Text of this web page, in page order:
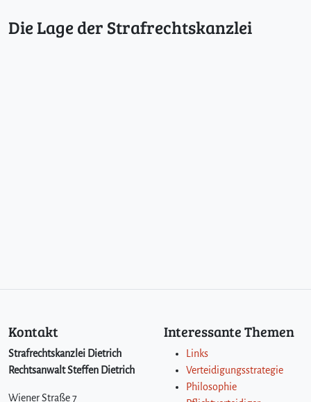
Die Lage der Strafrechtskanzlei
Kontakt
Strafrechtskanzlei Dietrich
Rechtsanwalt Steffen Dietrich
Wiener Straße 7
Interessante Themen
Links
Verteidigungsstrategie
Philosophie